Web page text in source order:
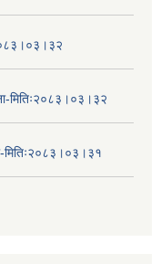
मितिः२०८३।०३।३२
मितिः२०८३।०३।३१